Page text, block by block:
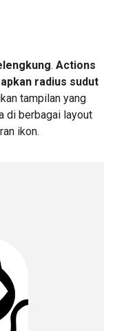
. Actions
radius sudut
tampilan yang
di berbagai layout
ikon.